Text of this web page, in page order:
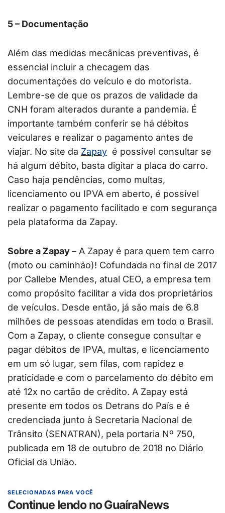
5 – Documentação
Além das medidas mecânicas preventivas, é
essencial incluir a checagem das
documentações do veículo e do motorista.
Lembre-se de que os prazos de validade da
CNH foram alterados durante a pandemia. É
importante também conferir se há débitos
veiculares e realizar o pagamento antes de
viajar. No site da Zapay é possível consultar se
há algum débito, basta digitar a placa do carro.
Caso haja pendências, como multas,
licenciamento ou IPVA em aberto, é possível
realizar o pagamento facilitado e com segurança
pela plataforma da Zapay.
Sobre a Zapay– A Zapay é para quem tem carro
(moto ou caminhão)! Cofundada no final de 2017
por Callebe Mendes, atual CEO, a empresa tem
como propósito facilitar a vida dos proprietários
de veículos. Desde então, já são mais de 6.8
milhões de pessoas atendidas em todo o Brasil.
Com a Zapay, o cliente consegue consultar e
pagar débitos de IPVA, multas, e licenciamento
em um só lugar, sem filas, com rapidez e
praticidade e com o parcelamento do débito em
até 12x no cartão de crédito. A Zapay está
presente em todos os Detrans do País e é
credenciada junto à Secretaria Nacional de
Trânsito (SENATRAN), pela portaria Nº 750,
publicada em 18 de outubro de 2018 no Diário
Oficial da União.
SELECIONADAS PARA VOCÊ
Continue lendo no GuaíraNews